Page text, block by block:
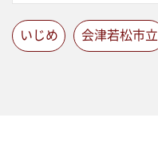
いじめ 会津若松市立